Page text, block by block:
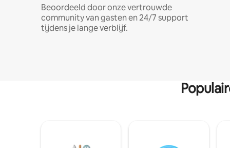
Beoordeeld door onze vertrouwde
community van gasten en 24/7 support
tijdens je lange verblijf.